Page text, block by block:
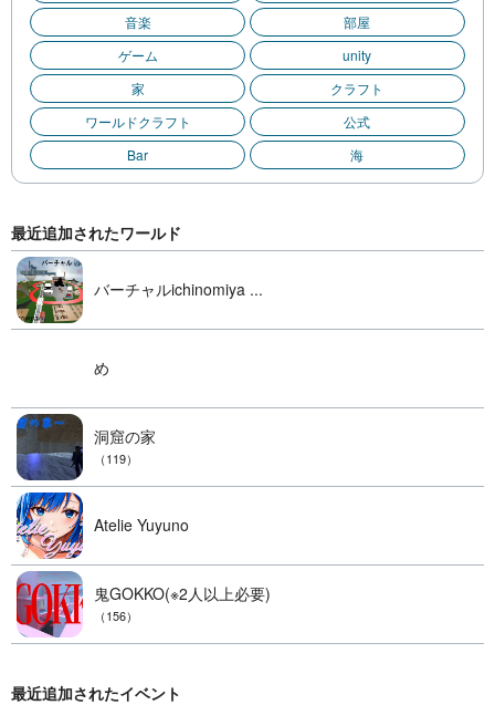
音楽
部屋
ゲーム
unity
家
クラフト
ワールドクラフト
公式
Bar
海
最近追加されたワールド
バーチャルichinomiya ...
め
洞窟の家
（119）
Atelie Yuyuno
鬼GOKKO(※2人以上必要)
（156）
最近追加されたイベント